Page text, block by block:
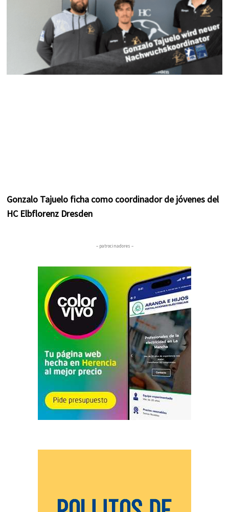
Gonzalo Tajuelo ficha como coordinador de jóvenes del
HC Elbflorenz Dresden
– patrocinadores –